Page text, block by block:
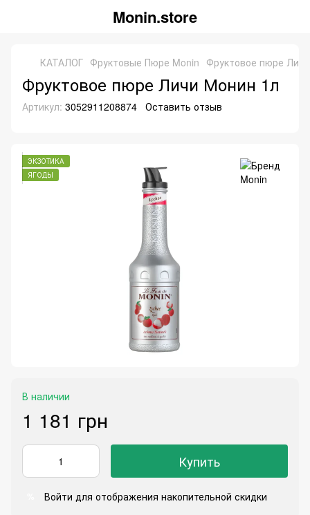
Monin.store
КАТАЛОГ Фруктовые Пюре Monin Фруктовое пюре
Фруктовое пюре Личи Монин 1л
Артикул: 3052911208874 Оставить отзыв
ЭКЗОТИКА
ЯГОДЫ
В наличии
1 181 грн
Купить
Войти для отображения накопительной скидки